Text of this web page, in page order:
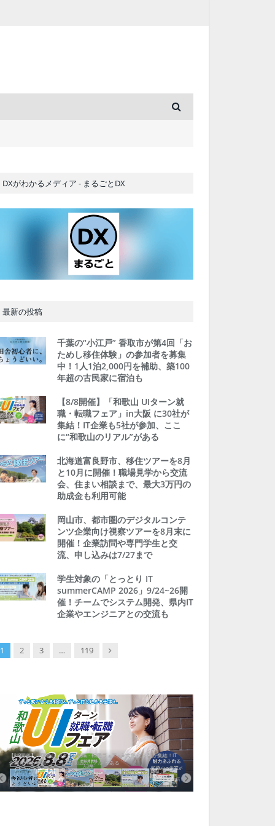
DXがわかるメディア - まるごとDX
最新の投稿
千葉の“小江戸” 香取市が第4回「お
ためし移住体験」の参加者を募集
中！1人1泊2,000円を補助、築100
年超の古民家に宿泊も
【8/8開催】「和歌山 UIターン就
職・転職フェア」in大阪 に30社が
集結！IT企業も5社が参加、ここ
に“和歌山のリアル”がある
北海道富良野市、移住ツアーを8月
と10月に開催！職場見学から交流
会、住まい相談まで、最大3万円の
助成金も利用可能
岡山市、都市圏のデジタルコンテ
ンツ企業向け視察ツアーを8月末に
開催！企業訪問や専門学生と交
流、申し込みは7/27まで
学生対象の「とっとり IT
summerCAMP 2026」9/24~26開
催！チームでシステム開発、県内IT
企業やエンジニアとの交流も
1 2 3 … 119 Next
【8/8開催】「和歌山 UIターン就職・転職フェア」in大阪 に30社が集結！IT
企業も5社が参加、ここに“和歌山のリアル”がある